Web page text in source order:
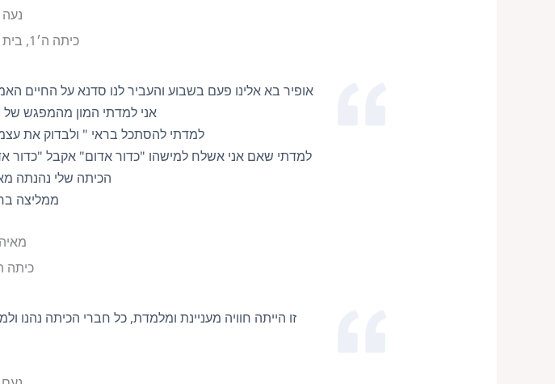
נעה
כיתה ה׳1, בית ספר מעיין
מאיה
כיתה
אופיר בא אלינו פעם בשבוע והעביר לנו סדנא על החיים
אני למדתי המון מהמפגש של
למדתי להסתכל בראי " ולבדוק את
למדתי שאם אני אשלח למישהו "כדור אדום" אקבל "כדור
הכיתה שלי נהנתה
ממליצה
זו הייתה חוויה מעניינת ומלמדת, כל חברי הכיתה נהנו